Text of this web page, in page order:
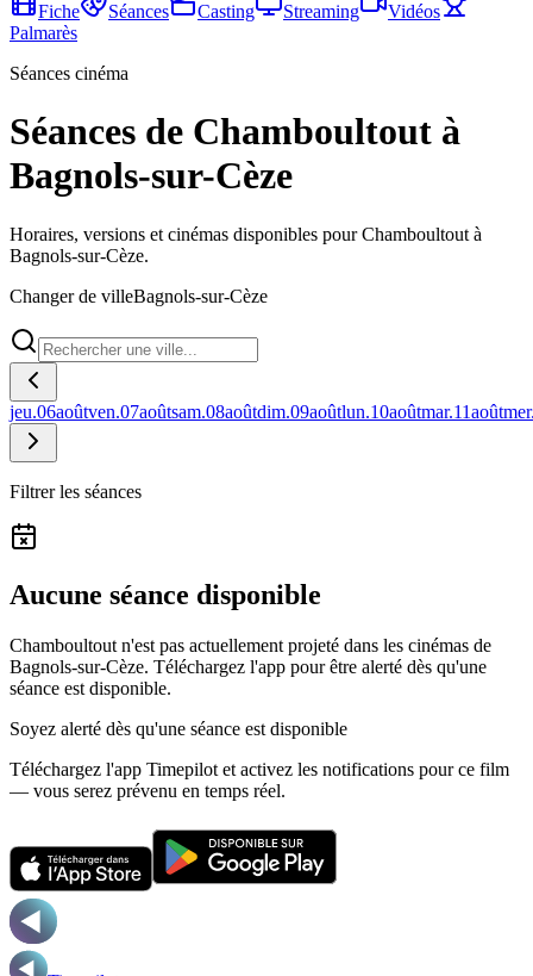
Fiche
Séances Casting Streaming
Vidéos
Palmarès
Séances cinéma
Séances de Chamboultout à
Bagnols-sur-Cèze
Horaires, versions et cinémas disponibles pour Chamboultout à
Bagnols-sur-Cèze.
Changer de villeBagnols-sur-Cèze
jeu.06aoûtven.07aoûtsam.08aoûtdim.09aoûtlun.10aoûtmar.11août
Filtrer les séances
Aucune séance disponible
Chamboultout n'est pas actuellement projeté dans les cinémas de
Bagnols-sur-Cèze. Téléchargez l'app pour être alerté dès qu'une
séance est disponible.
Soyez alerté dès qu'une séance est disponible
Téléchargez l'app Timepilot et activez les notifications pour ce film
— vous serez prévenu en temps réel.